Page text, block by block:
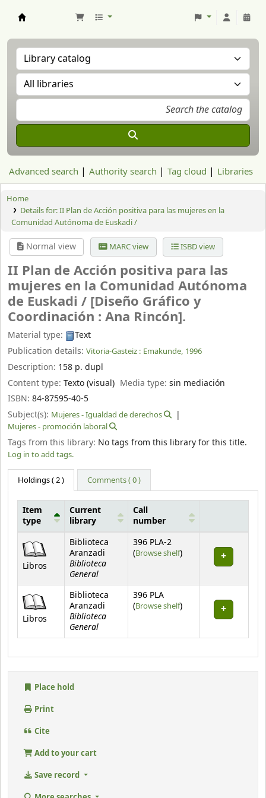
Advanced search Authority search Tag cloud Libraries
Home
Details for:II Plan de Acción positiva para las mujeres en la
Comunidad Autónoma de Euskadi /
Normal view MARC view ISBD view
II Plan de Acción positiva para las
mujeres en la Comunidad Autónoma
de Euskadi / [Diseño Gráfico y
Coordinación : Ana Rincón].
Material type:
Text
Publication details: Vitoria-Gasteiz : Emakunde, 1996
Description: 158 p. dupl
Content type: Texto (visual) Media type:sin mediación
ISBN: 84-87595-40-5
Subject(s): Mujeres - Igualdad de derechos
Mujeres - promoción laboral
Tags from this library: No tags from this library for this title.
Log in to add tags.
Holdings( 2 ) Comments ( 0 )
Item
type
Current
library
Call
number
Libros
Biblioteca
Aranzadi
Biblioteca
General
396 PLA-2
(Browse shelf(Opens below)
)
Libros
Biblioteca
Aranzadi
Biblioteca
General
396 PLA
(Browse shelf(Opens below)
)
Place hold
Print
Cite
Add to your cart
Save record